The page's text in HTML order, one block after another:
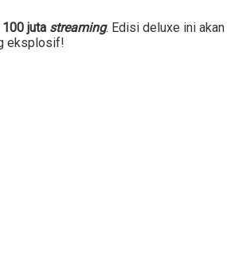
100 juta streaming. Edisi deluxe ini
eksplosif!